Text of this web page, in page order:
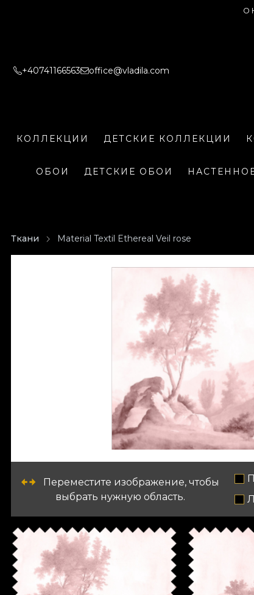
О
+40741166563 office@vladila.com
КОЛЛЕКЦИИ ДЕТСКИЕ КОЛЛЕКЦИИ
ОБОИ ДЕТСКИЕ ОБОИ
Ткани Material Textil Ethereal Veil rose
Переместите изображение, чтобы
выбрать нужную область.